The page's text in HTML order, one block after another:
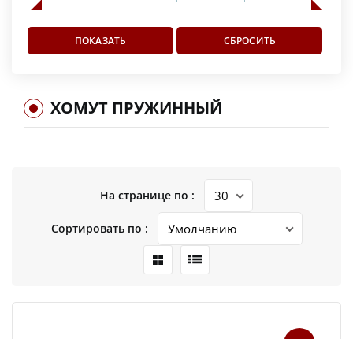
ХОМУТ ПРУЖИННЫЙ
На странице по :
Сортировать по :